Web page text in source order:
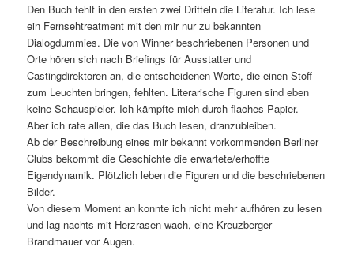
Den Buch fehlt in den ersten zwei Dritteln die Literatur. Ich lese
ein Fernsehtreatment mit den mir nur zu bekannten
Dialogdummies. Die von Winner beschriebenen Personen und
Orte hören sich nach Briefings für Ausstatter und
Castingdirektoren an, die entscheidenen Worte, die einen Stoff
zum Leuchten bringen, fehlten. Literarische Figuren sind eben
keine Schauspieler. Ich kämpfte mich durch flaches Papier.
Aber ich rate allen, die das Buch lesen, dranzubleiben.
Ab der Beschreibung eines mir bekannt vorkommenden Berliner
Clubs bekommt die Geschichte die erwartete/erhoffte
Eigendynamik. Plötzlich leben die Figuren und die beschriebenen
Bilder.
Von diesem Moment an konnte ich nicht mehr aufhören zu lesen
und lag nachts mit Herzrasen wach, eine Kreuzberger
Brandmauer vor Augen.